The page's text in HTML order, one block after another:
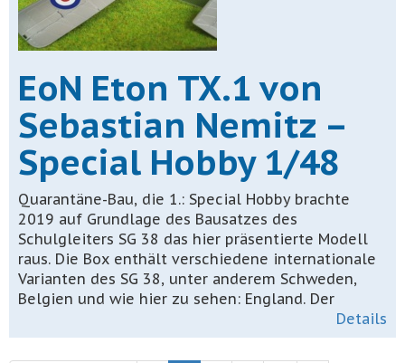
EoN Eton TX.1 von
Sebastian Nemitz –
Special Hobby 1/48
Quarantäne-Bau, die 1.: Special Hobby brachte
2019 auf Grundlage des Bausatzes des
Schulgleiters SG 38 das hier präsentierte Modell
raus. Die Box enthält verschiedene internationale
Varianten des SG 38, unter anderem Schweden,
Belgien und wie hier zu sehen: England. Der
Details